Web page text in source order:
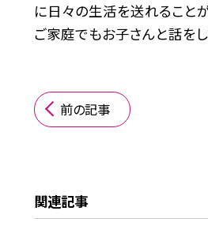
に日々の生活を送れること
ご家庭でもお子さんと話をし
前の記事
関連記事